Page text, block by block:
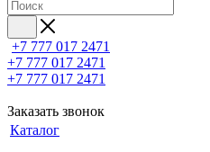
+7 777 017 2471
+7 777 017 2471
+7 777 017 2471
Заказать звонок
Каталог